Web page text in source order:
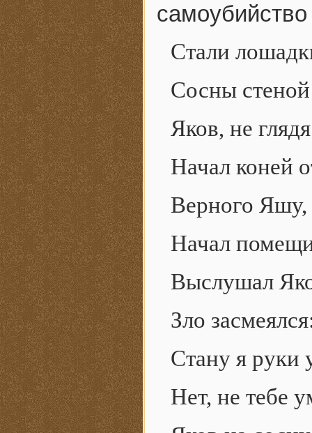
Стали
Сосны
Яков, не
Начал коней
Верного Яшу,
Начал
Выслушал
Зло
Стану я руки
Нет, не тебе